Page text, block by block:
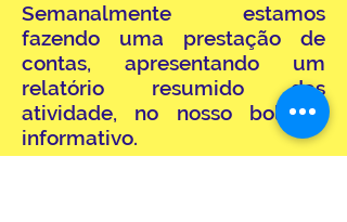
Semanalmente estamos
fazendo uma prestação de
contas, apresentando um
relatório resumido das
atividade, no nosso boletim
informativo.